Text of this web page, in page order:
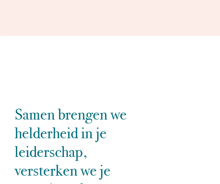
Samen brengen we
helderheid in je
leiderschap,
versterken we je